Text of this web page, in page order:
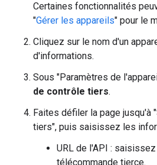
Certaines fonctionnalités
"Gérer les appareils" pour le
Cliquez sur le nom d'un
d'informations.
Sous "Paramètres de
de contrôle tiers.
Faites défiler la page jusqu'à
tiers", puis saisissez les
URL de l'API :
télécommande tierce.